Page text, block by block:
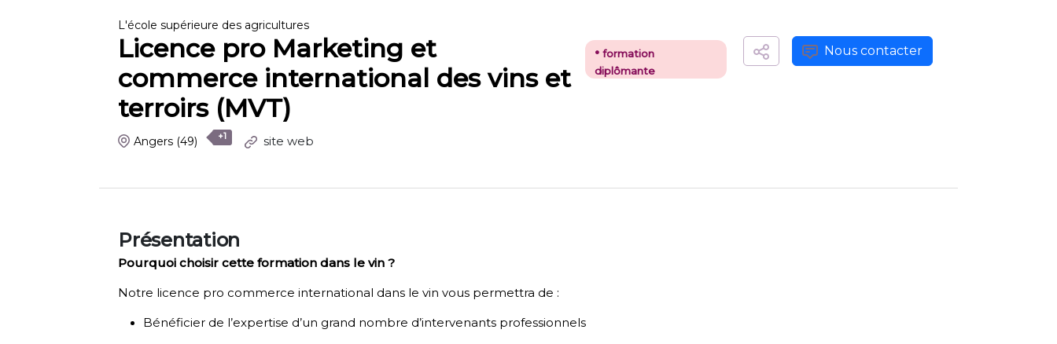
L'école supérieure des agricultures
Licence pro Marketing et
commerce international des vins et
terroirs (MVT)
• formation
diplômante
Angers (49) +1 site web
Nous contacter
Présentation
Pourquoi choisir cette formation dans le vin ?
Notre licence pro commerce international dans le vin vous permettra de :
Bénéficier de l’expertise d’un grand nombre d’intervenants professionnels